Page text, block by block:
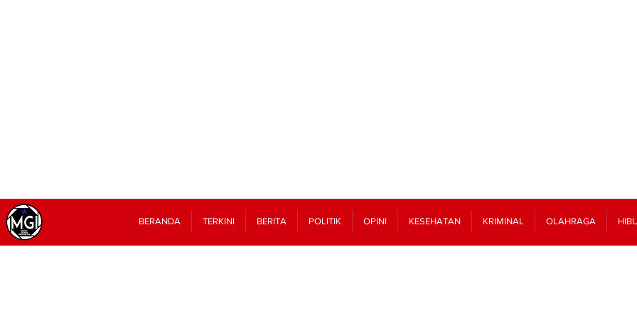
BERANDA TERKINI BERITA POLITIK OPINI KESEHATAN KRIMINAL OLAHRAGA